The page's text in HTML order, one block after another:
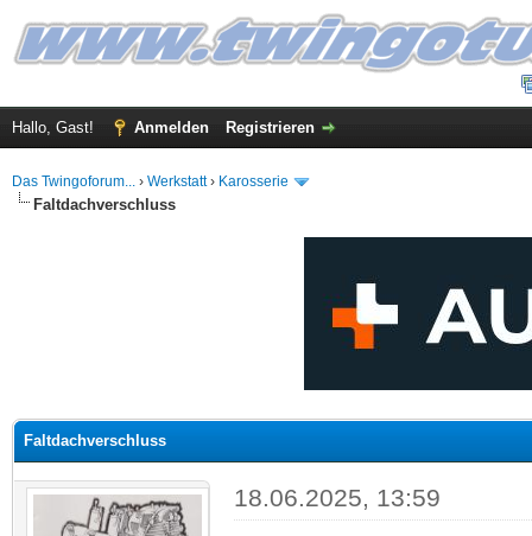
Hallo, Gast! Anmelden Registrieren
Das Twingoforum... › Werkstatt› Karosserie
Faltdachverschluss
Faltdachverschluss
18.06.2025, 13:59